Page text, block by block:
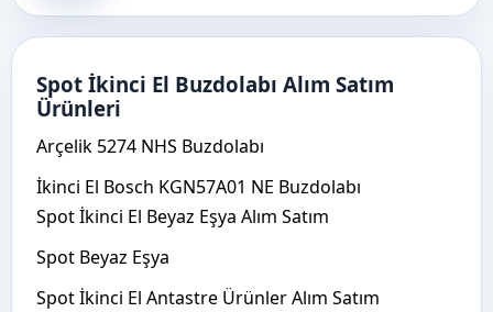
Spot İkinci El Buzdolabı Alım Satım
Ürünleri
Arçelik 5274 NHS Buzdolabı
İkinci El Bosch KGN57A01 NE Buzdolabı
Spot İkinci El Beyaz Eşya Alım Satım
Spot Beyaz Eşya
Spot İkinci El Antastre Ürünler Alım Satım